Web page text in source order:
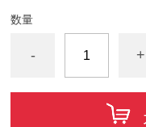
数量
- +